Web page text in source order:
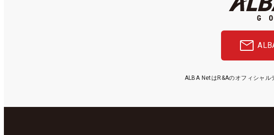
ALBA NetはR&Aのオフィシャル